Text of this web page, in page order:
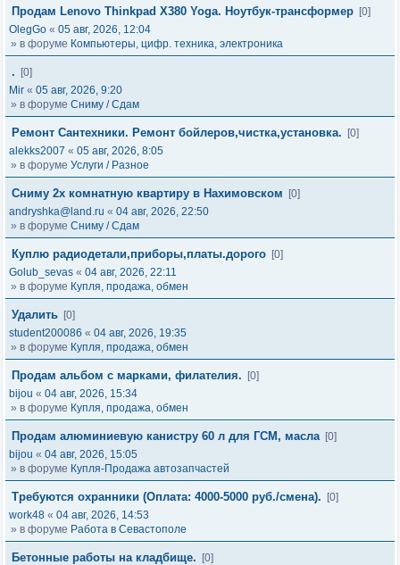
Продам Lenovo Thinkpad X380 Yoga. Ноутбук-трансформер [0]
OlegGo « 05 авг, 2026, 12:04
» в форуме Компьютеры, цифр. техника, электроника
.
[0]
Mir « 05 авг, 2026, 9:20
» в форуме Сниму / Сдам
Ремонт Сантехники. Ремонт бойлеров,чистка,установка.
[0]
alekks2007 « 05 авг, 2026, 8:05
» в форуме Услуги / Разное
Сниму 2х комнатную квартиру в Нахимовском
[0]
andryshka@land.ru « 04 авг, 2026, 22:50
» в форуме Сниму / Сдам
Куплю радиодетали,приборы,платы.дорого [0]
Golub_sevas « 04 авг, 2026, 22:11
» в форуме Купля, продажа, обмен
Удалить [0]
student200086 « 04 авг, 2026, 19:35
» в форуме Купля, продажа, обмен
Продам альбом с марками, филателия.
[0]
bijou « 04 авг, 2026, 15:34
» в форуме Купля, продажа, обмен
Продам алюминиевую канистру 60 л для ГСМ, масла [0]
bijou « 04 авг, 2026, 15:05
» в форуме Купля-Продажа автозапчастей
Требуются охранники (Оплата: 4000-5000 руб./смена).
[0]
work48 « 04 авг, 2026, 14:53
» в форуме Работа в Севастополе
Бетонные работы на кладбище.
[0]